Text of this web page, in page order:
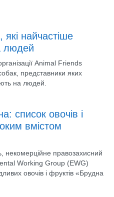
найчастіше
людей
Animal Friends
представники яких
на людей.
список овочів і
вмістом
некомерційне правозахисний
Working Group (EWG)
овочів і фруктів «Брудна